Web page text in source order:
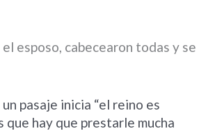
esposo, cabecearon todas y se
pasaje inicia “el reino es
que hay que prestarle mucha